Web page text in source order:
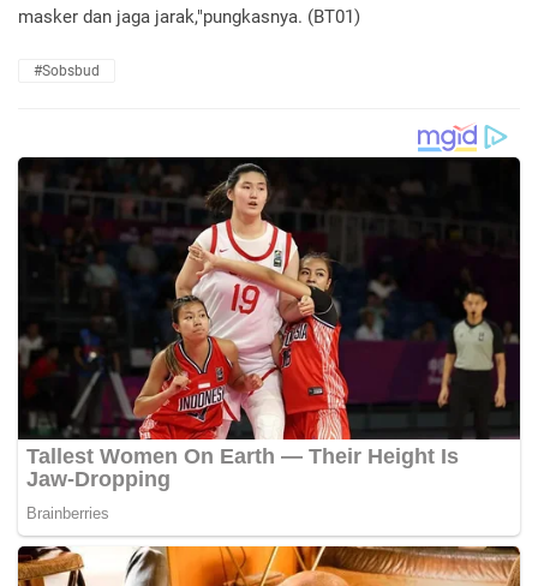
masker dan jaga jarak,"pungkasnya. (BT01)
#Sobsbud